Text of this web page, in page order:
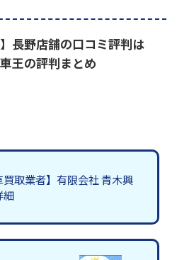
】長野店舗の口コミ評判は
王の評判まとめ
買取業者】有限会社 青木興
細